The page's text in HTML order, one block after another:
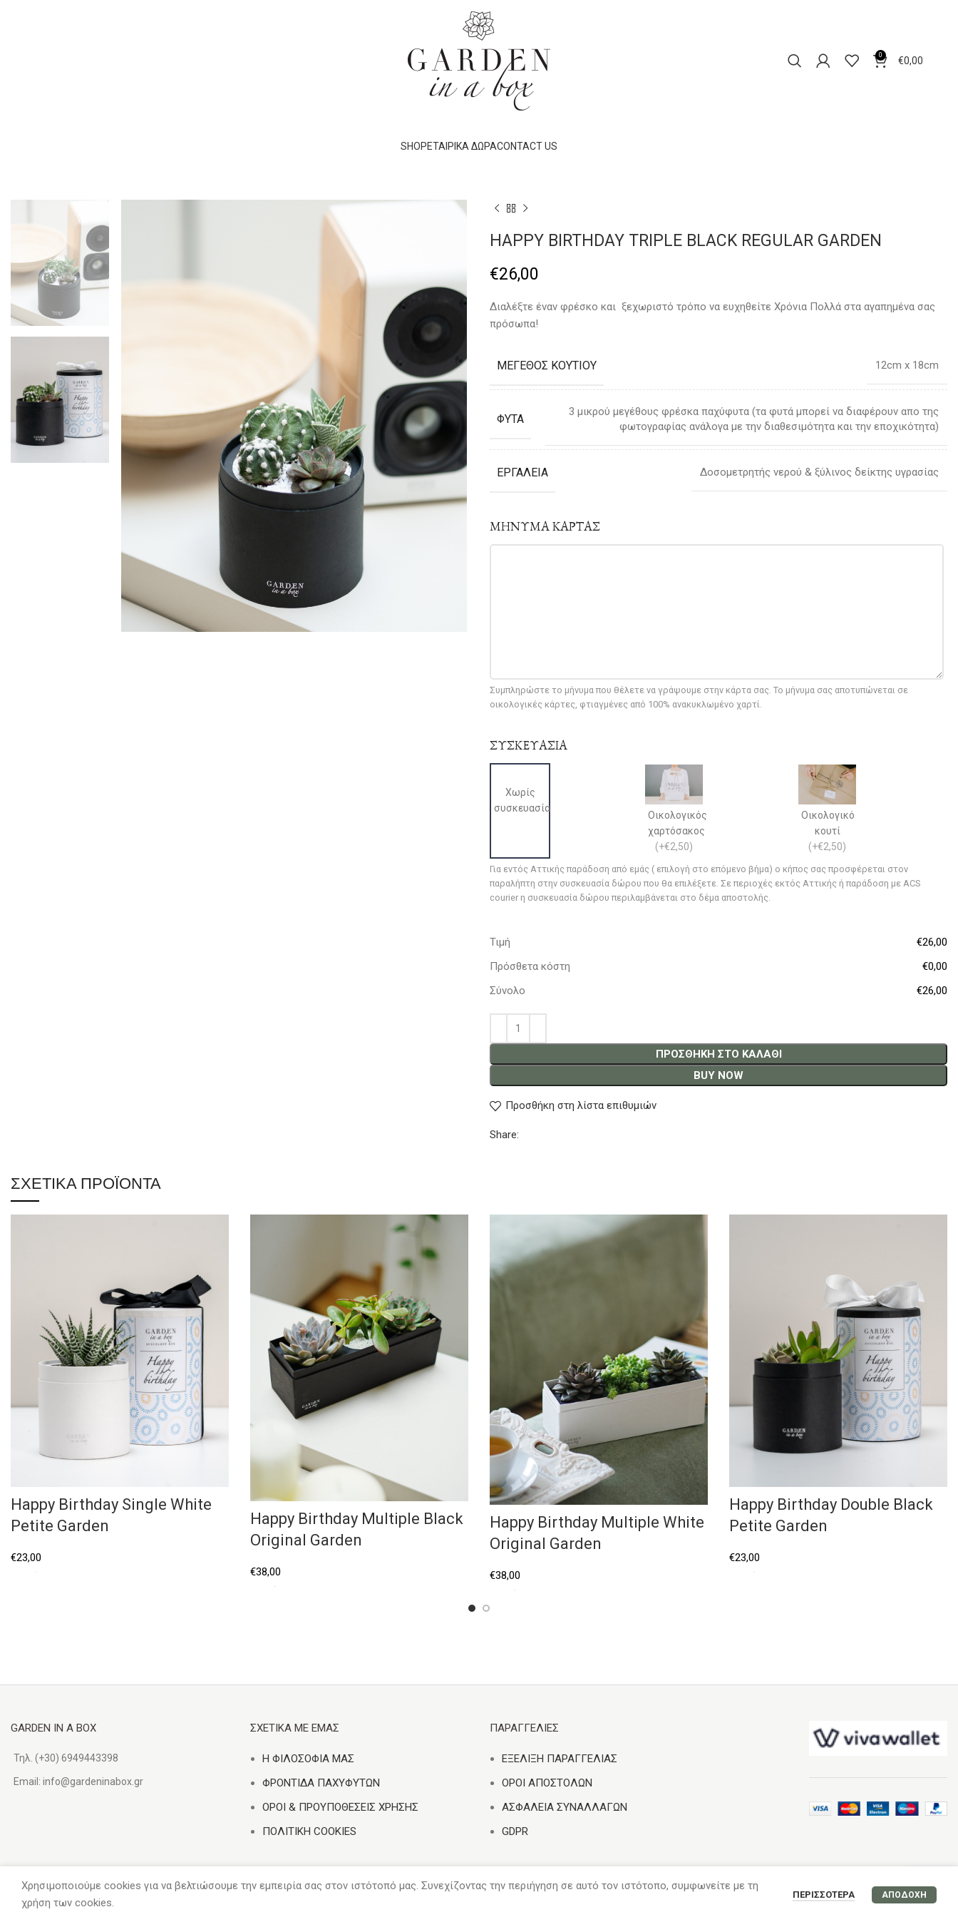
0 €0,00
SHOPΕΤΑΙΡΙΚΆ ΔΏΡΑCONTACT US
HAPPY BIRTHDAY TRIPLE BLACK REGULAR GARDEN
€26,00
Διαλέξτε έναν φρέσκο και ξεχωριστό τρόπο να ευχηθείτε Χρόνια Πολλά στα αγαπημένα σας
πρόσωπα!
ΜΕΓΕΘΟΣ ΚΟΥΤΙΟΥ 12cm x 18cm
ΦΥΤΑ
3 μικρού μεγέθους φρέσκα παχύφυτα (τα φυτά μπορεί να διαφέρουν απο της
φωτογραφίας ανάλογα με την διαθεσιμότητα και την εποχικότητα)
ΕΡΓΑΛΕΙΑ Δοσομετρητής νερού & ξύλινος δείκτης υγρασίας
ΜΗΝΥΜΑ ΚΑΡΤΑΣ
Συμπληρώστε το μήνυμα που θέλετε να γράψουμε στην κάρτα σας. Το μήνυμα σας αποτυπώνεται σε
οικολογικές κάρτες, φτιαγμένες από 100% ανακυκλωμένο χαρτί.
ΣΥΣΚΕΥΑΣΙΑ
Χωρίς
συσκευασία
Οικολογικός
χαρτόσακος
(+€2,50)
Οικολογικό
κουτί
(+€2,50)
Για εντός Αττικής παράδοση από εμάς ( επιλογή στο επόμενο βήμα) ο κήπος σας προσφέρεται στον
παραλήπτη στην συσκευασία δώρου που θα επιλέξετε. Σε περιοχές εκτός Αττικής ή παράδοση με ACS
courier η συσκευασία δώρου περιλαμβάνεται στο δέμα αποστολής.
Τιμή
€26,00
Πρόσθετα κόστη
€0,00
Σύνολο
€26,00
ΠΡΟΣΘΉΚΗ ΣΤΟ ΚΑΛΆΘΙ
BUY NOW
Προσθήκη στη λίστα επιθυμιών
Share:
ΣΧΕΤΙΚΆ ΠΡΟΪΌΝΤΑ
Happy Birthday Single White
Petite Garden
€23,00
Επιλέξτε...
Happy Birthday Multiple Black
Original Garden
€38,00
Επιλέξτε...
Happy Birthday Multiple White
Original Garden
€38,00
Επιλέξτε...
Happy Birthday Double Black
Petite Garden
€23,00
Επιλέξτε...
GARDEN IN A BOX
Τηλ. (+30) 6949443398
Email: info@gardeninabox.gr
ΣΧΕΤΙΚΑ ΜΕ ΕΜΑΣ
Η ΦΙΛΟΣΟΦΙΑ ΜΑΣ
ΦΡΟΝΤΙΔΑ ΠΑΧΥΦΥΤΩΝ
ΟΡΟΙ & ΠΡΟΥΠΟΘΕΣΕΙΣ ΧΡΗΣΗΣ
ΠΟΛΙΤΙΚΗ COOKIES
ΠΑΡΑΓΓΕΛΙΕΣ
ΕΞΕΛΙΞΗ ΠΑΡΑΓΓΕΛΙΑΣ
ΟΡΟΙ ΑΠΟΣΤΟΛΩΝ
ΑΣΦΑΛΕΙΑ ΣΥΝΑΛΛΑΓΩΝ
GDPR
2020GARDEN IN A BOX. Με επιφύλαξη κάθε νόμιμου δικαιώματος.
Χρησιμοποιούμε cookies για να βελτιώσουμε την εμπειρία σας στον ιστότοπό μας. Συνεχίζοντας την περιήγηση σε αυτό τον ιστότοπο, συμφωνείτε με τη
χρήση των cookies.
ΠΕΡΙΣΣΌΤΕΡΑ ΑΠΟΔΟΧΉ